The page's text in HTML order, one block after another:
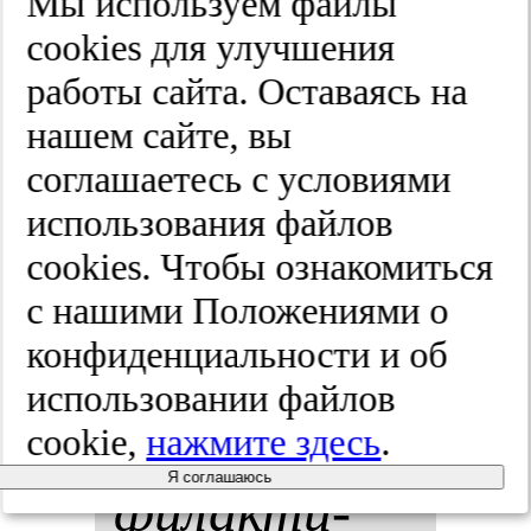
ва­ни­ями
по дан­ным
дли­тель­но­
го пос­тгос­
пи­таль­но­го
наб­лю­де­
ния. Про­
фи­лак­ти­
cооkies для улучшения
работы сайта. Оставаясь на
нашем сайте, вы
соглашаетесь с условиями
использования файлов
cооkies. Чтобы ознакомиться
с нашими Положениями о
конфиденциальности и об
использовании файлов
cookie,нажмите здесь.
Я соглашаюсь